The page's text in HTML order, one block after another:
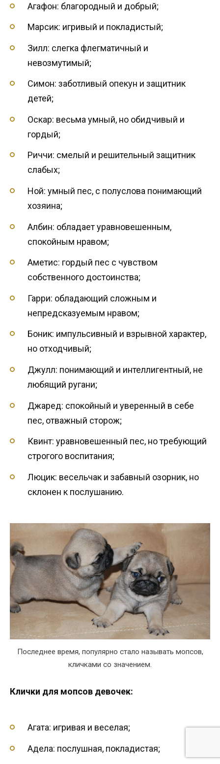
Агафон: благородный и добрый;
Марсик: игривый и покладистый;
Зилл: слегка флегматичный и
невозмутимый;
Симон: заботливый опекун и защитник
детей;
Оскар: весьма умный, но обидчивый и
гордый;
Риччи: смелый и решительный защитник
слабых;
Ной: умный пес, с полуслова понимающий
хозяина;
Албин: обладает уравновешенным,
спокойным нравом;
Аметис: гордый пес с чувством
собственного достоинства;
Гарри: обладающий сложным и
непредсказуемым нравом;
Боник: импульсивный и взрывной характер,
но отходчивый;
Джулл: понимающий и интеллигентный, не
любящий ругани;
Джаред: спокойный и уверенный в себе
пес, отважный сторож;
Квинт: уравновешенный пес, но требующий
строгого воспитания;
Люцик: весельчак и забавный озорник, но
склонен к послушанию.
Последнее время, популярно стало называть мопсов,
кличками со значением.
Клички для мопсов девочек:
Агата: игривая и веселая;
Адела: послушная, покладистая;